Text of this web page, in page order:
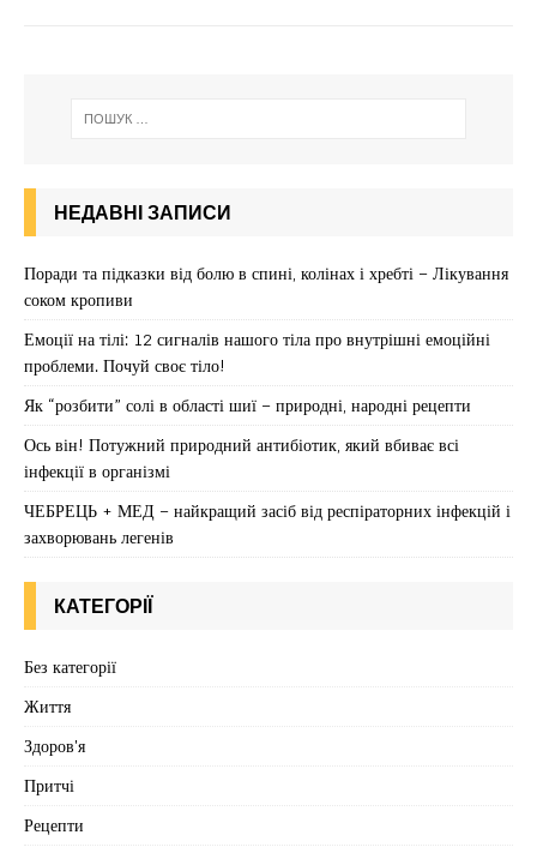
НЕДАВНІ ЗАПИСИ
Поради та підказки від болю в спині, колінах і хребті – Лікування
соком кропиви
Емоції на тілі: 12 сигналів нашого тіла про внутрішні емоційні
проблеми. Почуй своє тіло!
Як “розбити” солі в області шиї – природні, народні рецепти
Ось він! Потужний природний антибіотик, який вбиває всі
інфекції в організмі
ЧЕБРЕЦЬ + МЕД – найкращий засіб від респіраторних інфекцій і
захворювань легенів
КАТЕГОРІЇ
Без категорії
Життя
Здоров'я
Притчі
Рецепти